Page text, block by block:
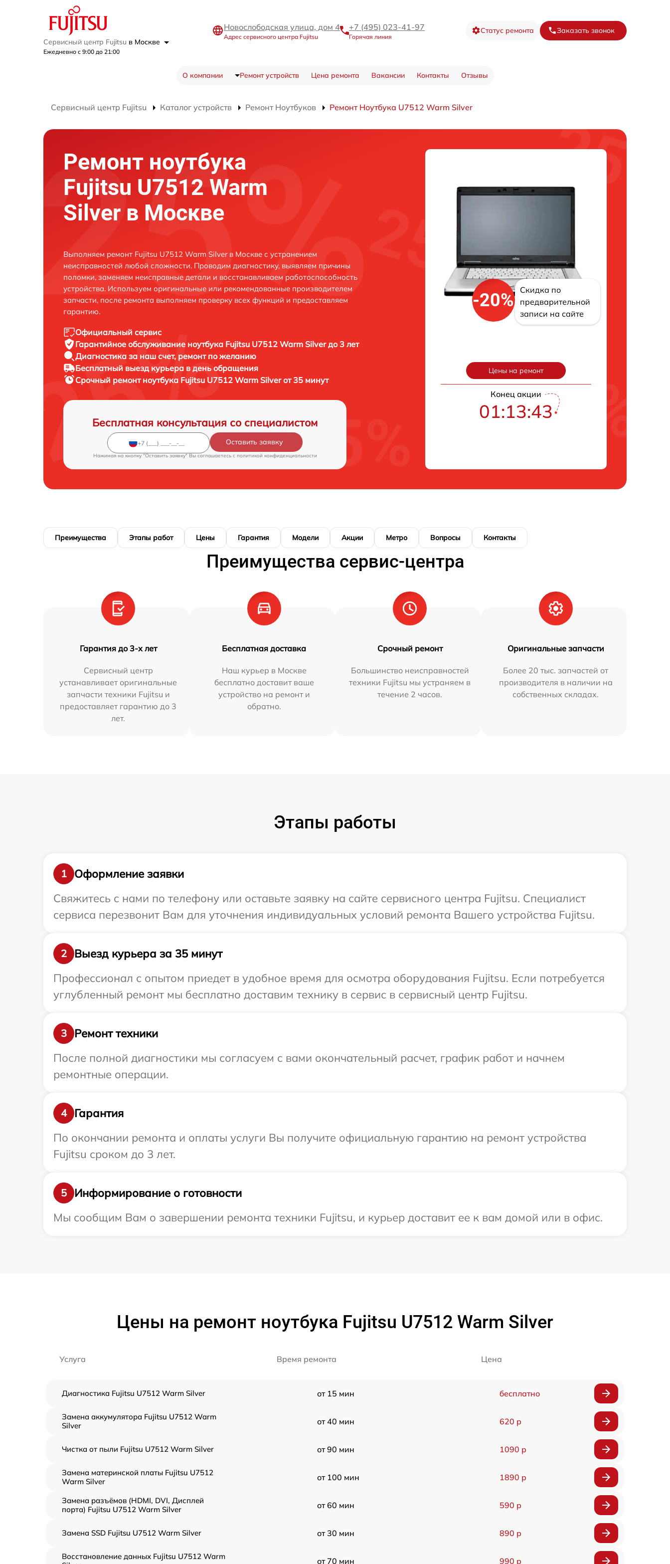
Сервисный центр Fujitsu в Москве
Ежедневно с 9:00 до 21:00
Новослободская улица, дом 4
Адрес сервисного центра Fujitsu
+7 (495) 023-41-97
Горячая линия
Статус ремонта Заказать звонок
О компании Ремонт устройств Цена ремонта Вакансии Контакты Отзывы
Сервисный центр Fujitsu Каталог устройств Ремонт Ноутбуков Ремонт Ноутбука U7512 Warm Silver
Ремонт ноутбука
Fujitsu U7512 Warm
Silver в Москве
Выполняем ремонт Fujitsu U7512 Warm Silver в Москве с устранением
неисправностей любой сложности. Проводим диагностику, выявляем причины
поломки, заменяем неисправные детали и восстанавливаем работоспособность
устройства. Используем оригинальные или рекомендованные производителем
запчасти, после ремонта выполняем проверку всех функций и предоставляем
гарантию.
Официальный сервис
Гарантийное обслуживание ноутбука Fujitsu U7512 Warm Silver до 3 лет
Диагностика за наш счет, ремонт по желанию
Бесплатный выезд курьера в день обращения
Срочный ремонт ноутбука Fujitsu U7512 Warm Silver от 35 минут
Бесплатная консультация со специалистом
Оставить заявку
Нажимая на кнопку "Оставить заявку" Вы соглашаетесь c политикой конфиденциальности
-20%
Скидка по
предварительной
записи на сайте
Цены на ремонт
Конец акции
01:13:42
Преимущества Этапы работ Цены Гарантия Модели Акции Метро Вопросы Контакты
Преимущества сервис-центра
Гарантия до 3-х лет
Сервисный центр
устанавливает оригинальные
запчасти техники Fujitsu и
предоставляет гарантию до 3
лет.
Бесплатная доставка
Наш курьер в Москве
бесплатно доставит ваше
устройство на ремонт и
обратно.
Срочный ремонт
Большинство неисправностей
техники Fujitsu мы устраняем в
течение 2 часов.
Оригинальные запчасти
Более 20 тыс. запчастей от
производителя в наличии на
собственных складах.
Этапы работы
1
Оформление заявки
Свяжитесь с нами по телефону или оставьте заявку на сайте сервисного центра Fujitsu. Специалист
сервиса перезвонит Вам для уточнения индивидуальных условий ремонта Вашего устройства Fujitsu.
2
Выезд курьера за 35 минут
Профессионал с опытом приедет в удобное время для осмотра оборудования Fujitsu. Если потребуется
углубленный ремонт мы бесплатно доставим технику в сервис в сервисный центр Fujitsu.
3
Ремонт техники
После полной диагностики мы согласуем с вами окончательный расчет, график работ и начнем
ремонтные операции.
4
Гарантия
По окончании ремонта и оплаты услуги Вы получите официальную гарантию на ремонт устройства
Fujitsu сроком до 3 лет.
5
Информирование о готовности
Мы сообщим Вам о завершении ремонта техники Fujitsu, и курьер доставит ее к вам домой или в офис.
Цены на ремонт ноутбука Fujitsu U7512 Warm Silver
Услуга Время ремонта Цена
Диагностика Fujitsu U7512 Warm Silver от 15 мин бесплатно
Замена аккумулятора Fujitsu U7512 Warm
Silver
от 40 мин 620 р
Чистка от пыли Fujitsu U7512 Warm Silver от 90 мин 1090 р
Замена материнской платы Fujitsu U7512
Warm Silver
от 100 мин 1890 р
Замена разъёмов (HDMI, DVI, Дисплей
порта) Fujitsu U7512 Warm Silver
от 60 мин 590 р
Замена SSD Fujitsu U7512 Warm Silver от 30 мин 890 р
Восстановление данных Fujitsu U7512 Warm
от 70 мин 990 р